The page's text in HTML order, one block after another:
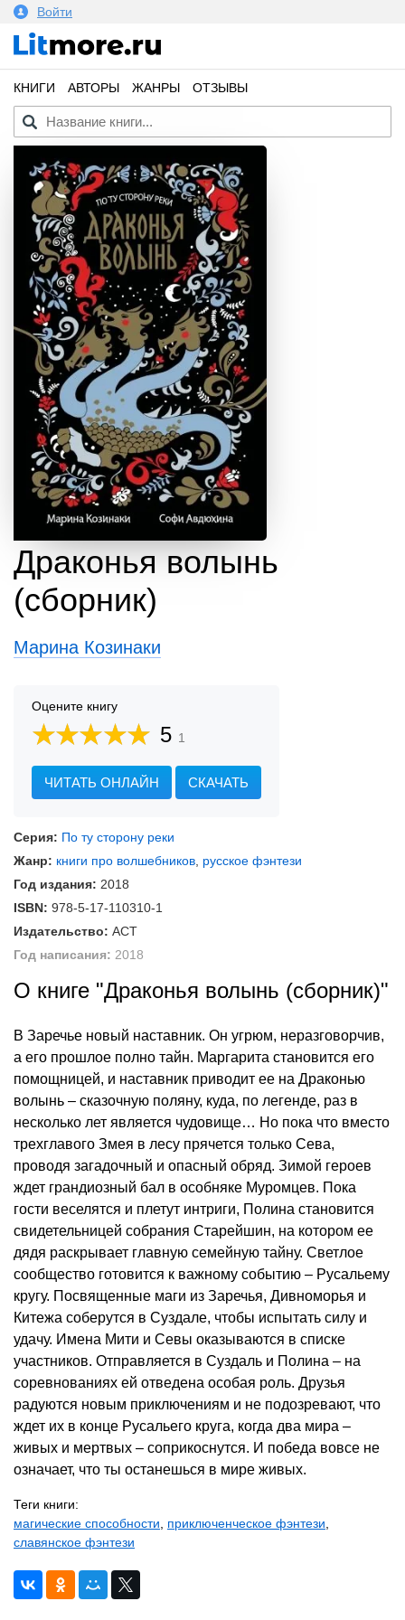
Войти
КНИГИ АВТОРЫ ЖАНРЫ ОТЗЫВЫ
Драконья волынь
(сборник)
Марина Козинаки
Оцените книгу
5 1
ЧИТАТЬ ОНЛАЙН СКАЧАТЬ
Серия: По ту сторону реки
Жанр: книги про волшебников русское фэнтези
Год издания: 2018
ISBN: 978-5-17-110310-1
Издательство: АСТ
Год написания: 2018
О книге "Драконья волынь (сборник)"
В Заречье новый наставник. Он угрюм, неразговорчив,
а его прошлое полно тайн. Маргарита становится его
помощницей, и наставник приводит ее на Драконью
волынь – сказочную поляну, куда, по легенде, раз в
несколько лет является чудовище… Но пока что вместо
трехглавого Змея в лесу прячется только Сева,
проводя загадочный и опасный обряд. Зимой героев
ждет грандиозный бал в особняке Муромцев. Пока
гости веселятся и плетут интриги, Полина становится
свидетельницей собрания Старейшин, на котором ее
дядя раскрывает главную семейную тайну. Светлое
сообщество готовится к важному событию – Русальему
кругу. Посвященные маги из Заречья, Дивноморья и
Китежа соберутся в Суздале, чтобы испытать силу и
удачу. Имена Мити и Севы оказываются в списке
участников. Отправляется в Суздаль и Полина – на
соревнованиях ей отведена особая роль. Друзья
радуются новым приключениям и не подозревают, что
ждет их в конце Русальего круга, когда два мира –
живых и мертвых – соприкоснутся. И победа вовсе не
означает, что ты останешься в мире живых.
Теги книги:
магические способности
приключенческое фэнтези
славянское фэнтези